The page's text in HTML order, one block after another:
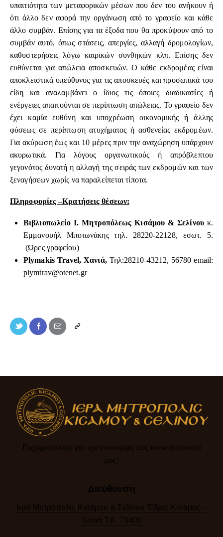
υπαιτιότητα των μεταφορικών μέσων που δεν του ανήκουν ή
ότι άλλο δεν αφορά την οργάνωση από το γραφείο και κάθε
άλλο συμβάν. Επίσης για τα έξοδα που θα προκύψουν από το
συμβάν αυτό, όπως στάσεις, απεργίες, αλλαγή δρομολογίων,
καθυστερήσεις λόγω καιρικών συνθηκών κλπ. Επίσης δεν
ευθύνεται για απώλεια αποσκευών. Ο κάθε εκδρομέας είναι
αποκλειστικά υπεύθυνος για τις αποσκευές και προσωπικά του
είδη και αναλαμβάνει ο ίδιος τις όποιες διαδικασίες ή
ενέργειες απαιτούνται σε περίπτωση απώλειας. Το γραφείο δεν
έχει καμία ευθύνη και υποχρέωση οικονομικής ή άλλης
φύσεως σε περίπτωση ατυχήματος ή ασθενείας εκδρομέων.
Για ακύρωση έως και 10 μέρες πριν την αναχώρηση υπάρχουν
ακυρωτικά. Για λόγους οργανωτικούς ή απρόβλεπτου
γεγονότος δυνατή η αλλαγή της σειράς των εκδρομών και των
ξεναγήσεων χωρίς να παραλείπεται τίποτα.
Πληροφορίες –Κρατήσεις θέσεων:
Βιβλιοπωλείο Ι. Μητροπόλεως Κισάμου & Σελίνου κ.
Εμμανουήλ Μποτωνάκης τηλ. 28220-22128, εσωτ. 5.
(Ώρες γραφείου)
Plymakis Travel,Χανιά, Τηλ:28210-43212, 56780 email:
plymtrav@otenet.gr
Ευχαριστούμε για την επίσκεψή σας στον ιστότοπό
μας!​
Διεύθυνση
Ιερά Μητρόπολις Κισάμου & Σελίνου Έδρα: Κίσαμος –
Χανιά Τ.Κ. 73400